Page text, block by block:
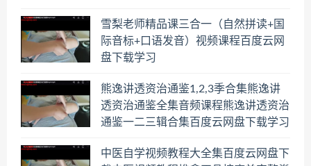
雪梨老师精品课三合一（自然拼读+国
际音标+口语发音）视频课程百度云网
盘下载学习
熊逸讲透资治通鉴1,2,3季合集熊逸讲
透资治通鉴全集音频课程熊逸讲透资治
通鉴一二三辑合集百度云网盘下载学习
中医自学视频教程大全集百度云网盘下